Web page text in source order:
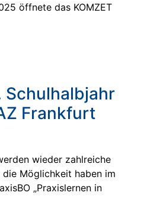
öffnete das KOMZET
Schulhalbjahr
Frankfurt
wieder zahlreiche
die Möglichkeit haben im
„Praxislernen in